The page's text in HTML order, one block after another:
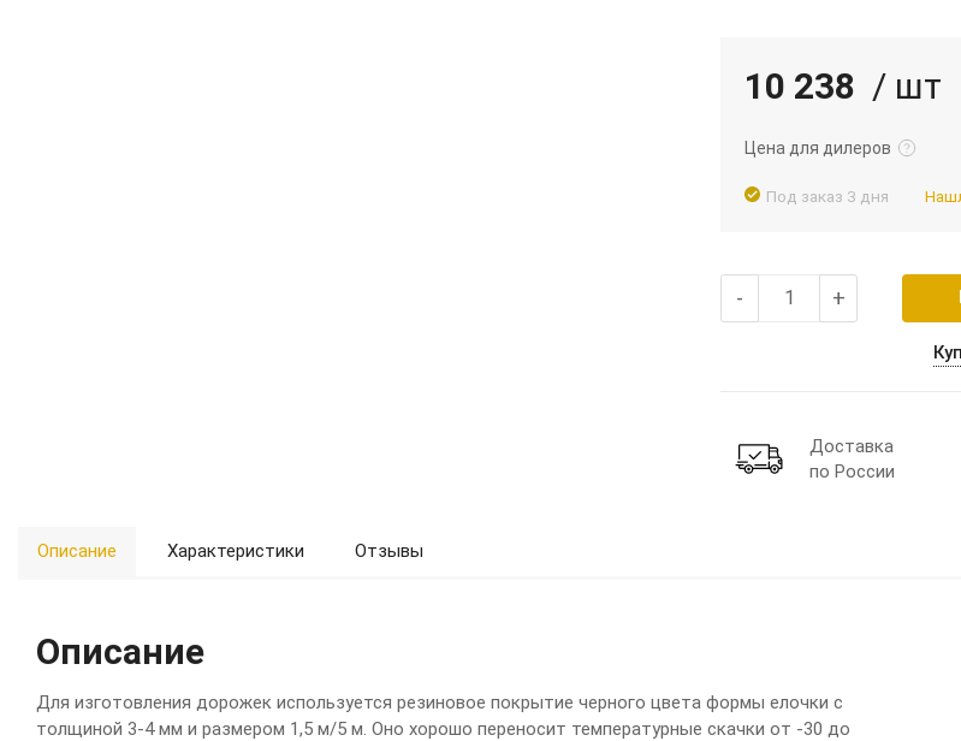
10 238 / шт
Цена для дилеров
Подробнее
Под заказ 3 дня
- +
Доставка
по России
Описание Характеристики Отзывы
Описание
Для изготовления дорожек используется резиновое покрытие черного цвета формы елочки с
толщиной 3-4мм и размером 1,5 м/5 м. Оно хорошо переносит температурные скачки от -30 до